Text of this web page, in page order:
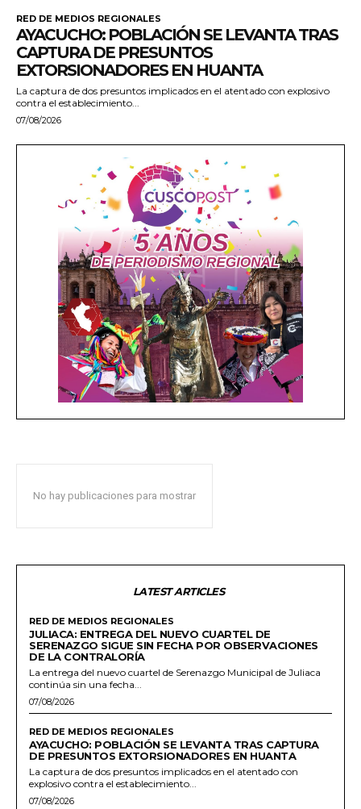
RED DE MEDIOS REGIONALES
AYACUCHO: POBLACIÓN SE LEVANTA TRAS
CAPTURA DE PRESUNTOS
EXTORSIONADORES EN HUANTA
La captura de dos presuntos implicados en el atentado con explosivo
contra el establecimiento...
07/08/2026
No hay publicaciones para mostrar
LATEST ARTICLES
RED DE MEDIOS REGIONALES
JULIACA: ENTREGA DEL NUEVO CUARTEL DE
SERENAZGO SIGUE SIN FECHA POR OBSERVACIONES
DE LA CONTRALORÍA
La entrega del nuevo cuartel de Serenazgo Municipal de Juliaca
continúa sin una fecha...
07/08/2026
RED DE MEDIOS REGIONALES
AYACUCHO: POBLACIÓN SE LEVANTA TRAS CAPTURA
DE PRESUNTOS EXTORSIONADORES EN HUANTA
La captura de dos presuntos implicados en el atentado con
explosivo contra el establecimiento...
07/08/2026